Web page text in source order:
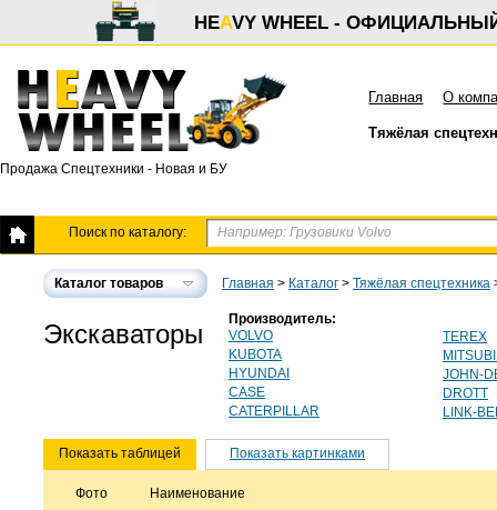
HEAVY WHEEL -
Продажа Спецтехники - Новая и БУ
Главная О
Тяжёлая
Поиск по каталогу:
Каталог товаров Главная > Каталог > Тяжёлая спецтехника
Экскаваторы
Производитель:
VOLVO
KUBOTA
HYUNDAI
CASE
CATERPILLAR
TEREX
JOHN-
DROTT
LINK-
Показать таблицей Показать картинками
Фото Наименование